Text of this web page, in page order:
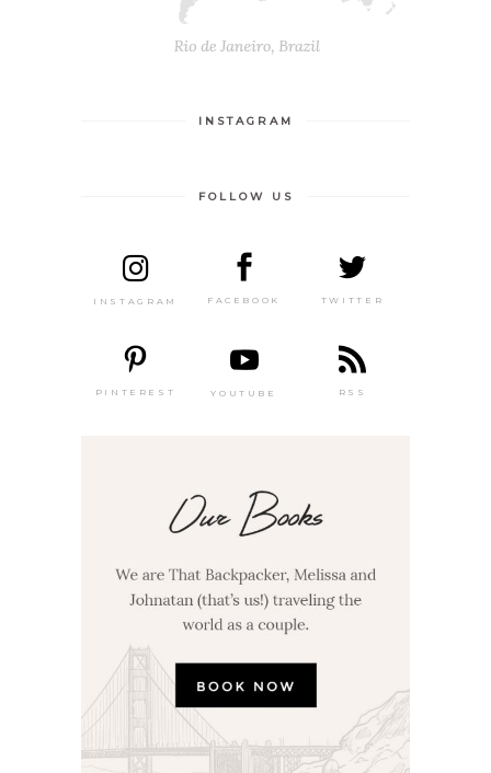
INSTAGRAM
FOLLOW US
INSTAGRAM FACEBOOK TWITTER
PINTEREST YOUTUBE RSS